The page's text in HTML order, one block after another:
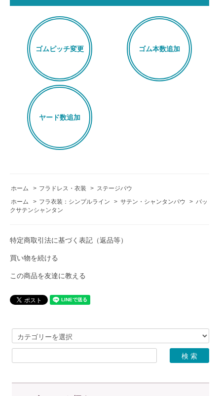
ゴムピッチ変更 ゴム本数追加
ヤード数追加
ホーム > フラドレス・衣装 > ステージパウ
ホーム
> フラ衣装：シンプルライン > サテン・シャンタンパウ > バッ
クサテンシャンタン
特定商取引法に基づく表記（返品等）
買い物を続ける
この商品を友達に教える